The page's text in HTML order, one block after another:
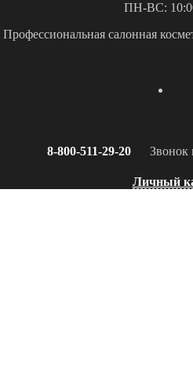
ПН-ВС:
Профессиональная салонная
8-800-511-29-20 Звонок
Личный